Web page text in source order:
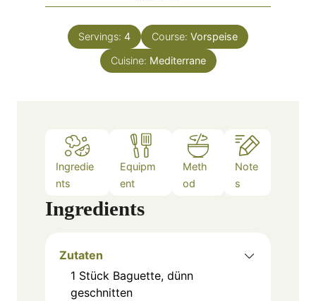
s
e
s
i
n
u
t
Servings: 4 Course: Vorspeise
Cuisine: Mediterrane
Ingredie
nts
Equipm
ent
Meth
od
Note
s
Ingredients
Zutaten
1 Stück Baguette, dünn
geschnitten